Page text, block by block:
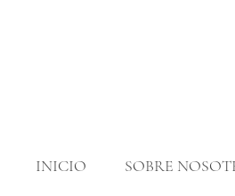
INICIO SOBRE